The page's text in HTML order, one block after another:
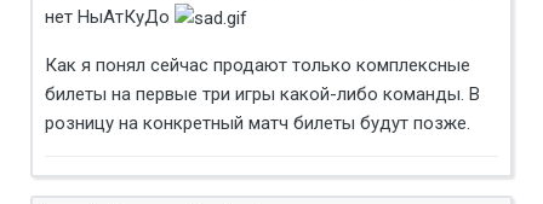
нет НыАтКуДо
Как я понял сейчас продают только комплексные
билеты на первые три игры какой-либо команды. В
розницу на конкретный матч билеты будут позже.